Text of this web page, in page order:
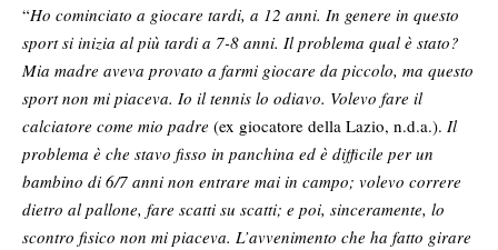
“Ho cominciato a giocare tardi, a 12 anni. In genere in questo
sport si inizia al più tardi a 7-8 anni. Il problema qual è stato?
Mia madre aveva provato a farmi giocare da piccolo, ma questo
sport non mi piaceva. Io il tennis lo odiavo. Volevo fare il
calciatore come mio padre (ex giocatore della Lazio, n.d.a.). Il
problema è che stavo fisso in panchina ed è difficile per un
bambino di 6/7 anni non entrare mai in campo; volevo correre
dietro al pallone, fare scatti su scatti; e poi, sinceramente, lo
scontro fisico non mi piaceva. L’avvenimento che ha fatto girare